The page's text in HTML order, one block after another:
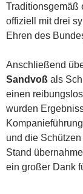
Traditionsgemäß
offiziell mit drei
Ehren des
Anschließend
Sandvoß als
einen
wurden
und die
Stand
ein großer Dank